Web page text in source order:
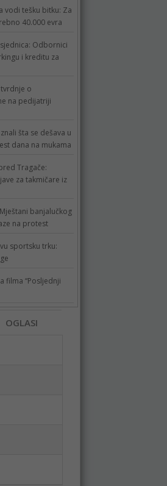
vodi tešku bitku: Za
40.000 evra
Odbornici
i kreditu za
o
na pedijatriji
šta se dešava u
dana na mukama
Tragače:
za takmičare iz
banjalučkog
na protest
sportsku trku:
filma “Posljednji
OGLASI